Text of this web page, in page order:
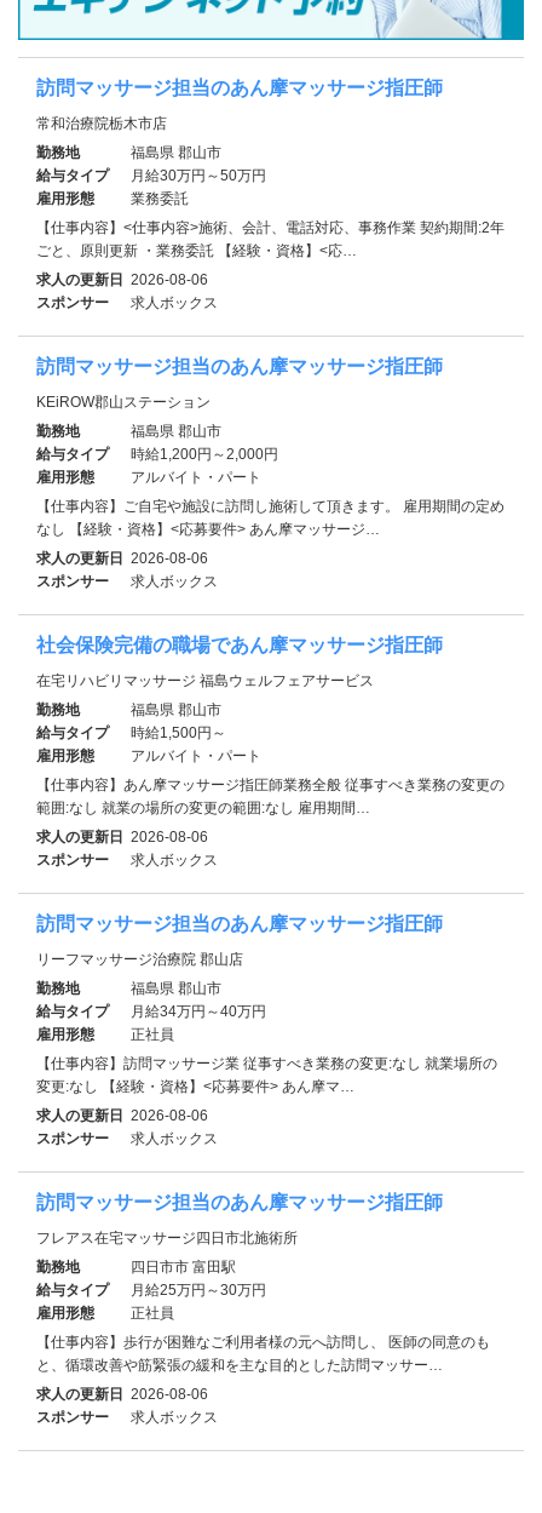
訪問マッサージ担当のあん摩マッサージ指圧師
常和治療院栃木市店
勤務地
福島県 郡山市
給与タイプ
月給30万円～50万円
雇用形態
業務委託
【仕事内容】<仕事内容>施術、会計、電話対応、事務作業 契約期間:2年
ごと、原則更新 ・業務委託 【経験・資格】<応…
求人の更新日 2026-08-06
スポンサー
求人ボックス
訪問マッサージ担当のあん摩マッサージ指圧師
KEiROW郡山ステーション
勤務地
福島県 郡山市
給与タイプ
時給1,200円～2,000円
雇用形態
アルバイト・パート
【仕事内容】ご自宅や施設に訪問し施術して頂きます。 雇用期間の定め
なし 【経験・資格】<応募要件> あん摩マッサージ…
求人の更新日 2026-08-06
スポンサー
求人ボックス
社会保険完備の職場であん摩マッサージ指圧師
在宅リハビリマッサージ 福島ウェルフェアサービス
勤務地
福島県 郡山市
給与タイプ
時給1,500円～
雇用形態
アルバイト・パート
【仕事内容】あん摩マッサージ指圧師業務全般 従事すべき業務の変更の
範囲:なし 就業の場所の変更の範囲:なし 雇用期間…
求人の更新日 2026-08-06
スポンサー
求人ボックス
訪問マッサージ担当のあん摩マッサージ指圧師
リーフマッサージ治療院 郡山店
勤務地
福島県 郡山市
給与タイプ
月給34万円～40万円
雇用形態
正社員
【仕事内容】訪問マッサージ業 従事すべき業務の変更:なし 就業場所の
変更:なし 【経験・資格】<応募要件> あん摩マ…
求人の更新日 2026-08-06
スポンサー
求人ボックス
訪問マッサージ担当のあん摩マッサージ指圧師
フレアス在宅マッサージ四日市北施術所
勤務地
四日市市 富田駅
給与タイプ
月給25万円～30万円
雇用形態
正社員
【仕事内容】歩行が困難なご利用者様の元へ訪問し、 医師の同意のも
と、循環改善や筋緊張の緩和を主な目的とした訪問マッサー…
求人の更新日 2026-08-06
スポンサー
求人ボックス